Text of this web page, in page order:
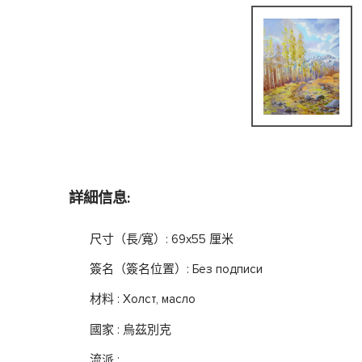
詳細信息:
尺寸（長/寬）: 69x55 厘米
簽名（簽名位置）: Без подписи
材料 : Холст, масло
國家 : 烏茲別克